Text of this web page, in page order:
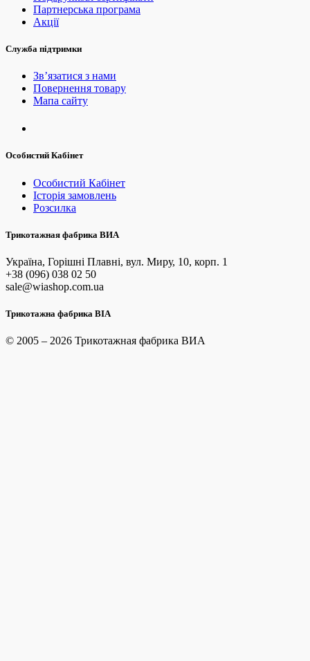
Партнерська програма
Акції
Служба підтримки
Зв’язатися з нами
Повернення товару
Мапа сайту
Особистий Кабінет
Особистий Кабінет
Історія замовлень
Розсилка
Трикотажная фабрика ВИА
Україна, Горішні Плавні, вул. Миру, 10, корп. 1
+38 (096) 038 02 50
sale@wiashop.com.ua
Трикотажна фабрика ВІА
© 2005 – 2026 Трикотажная фабрика ВИА